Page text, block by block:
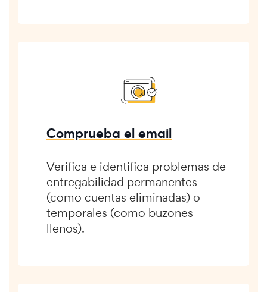
Comprueba el email
Verifica e identifica problemas de
entregabilidad permanentes
(como cuentas eliminadas) o
temporales (como buzones
llenos).